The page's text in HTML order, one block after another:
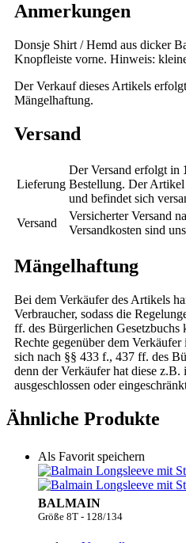
Anmerkungen
Donsje Shirt / Hemd aus dicker
Knopfleiste vorne. Hinweis:
Der Verkauf dieses Artikels
Mängelhaftung.
Versand
Lieferung
Der Versand erfolgt in
Bestellung. Der
und befindet sich
Versand
Versicherter Versand
Versandkosten sind
Mängelhaftung
Bei dem Verkäufer des Artikels
Verbraucher, sodass die
ff. des Bürgerlichen
Rechte gegenüber dem
sich nach §§ 433 f., 437 ff. des
denn der Verkäufer hat diese
ausgeschlossen oder
Ähnliche Produkte
Als Favorit speichern
BALMAIN
Größe 8T - 128/134